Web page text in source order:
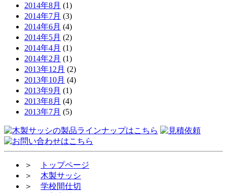
2014年8月 (1)
2014年7月 (3)
2014年6月 (4)
2014年5月 (2)
2014年4月 (1)
2014年2月 (1)
2013年12月 (2)
2013年10月 (4)
2013年9月 (1)
2013年8月 (4)
2013年7月 (5)
＞
トップページ
＞ 木製サッシ
＞ 学校間仕切